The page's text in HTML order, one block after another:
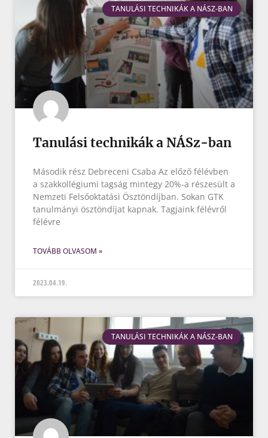
TANULÁSI TECHNIKÁK A NÁSZ-BAN
Tanulási technikák a NÁSz-ban
Második rész Debreceni Csaba Az előző félévben
a szakkollégiumi tagság mintegy 20%-a részesült a
Nemzeti Felsőoktatási Ösztöndíjban. Sokan GTK
tanulmányi ösztöndíjat kapnak. Tagjaink félévről
félévre
TOVÁBB OLVASOM »
2023.04.19.
TANULÁSI TECHNIKÁK A NÁSZ-BAN